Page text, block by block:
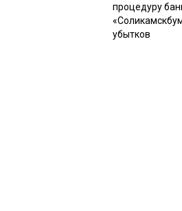
процедуру
убытков